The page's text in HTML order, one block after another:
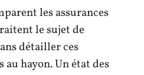
les assurances
le sujet de
détailler ces
hayon. Un état des